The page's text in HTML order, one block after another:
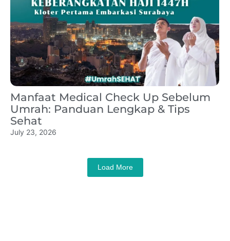
Manfaat Medical Check Up Sebelum
Umrah: Panduan Lengkap & Tips
Sehat
July 23, 2026
Load More